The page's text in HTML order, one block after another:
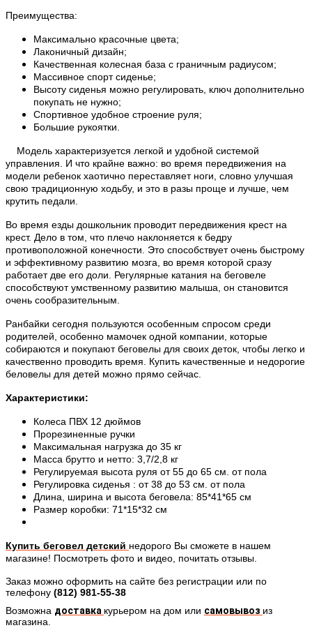
Преимущества:
Максимально красочные цвета;
Лаконичный дизайн;
Качественная колесная база с граничным радиусом;
Массивное спорт сиденье;
Высоту сиденья можно регулировать, ключ дополнительно
покупать не нужно;
Спортивное удобное строение руля;
Большие рукоятки.
Модель характеризуется легкой и удобной системой
управления. И что крайне важно: во время передвижения на
модели ребенок хаотично переставляет ноги, словно улучшая
свою традиционную ходьбу, и это в разы проще и лучше, чем
крутить педали.
Во время езды дошкольник проводит передвижения крест на
крест. Дело в том, что плечо наклоняется к бедру
противоположной конечности. Это способствует очень быстрому
и эффективному развитию мозга, во время которой сразу
работает две его доли. Регулярные катания на беговеле
способствуют умственному развитию малыша, он становится
очень сообразительным.
Ранбайки сегодня пользуются особенным спросом среди
родителей, особенно мамочек одной компании, которые
собираются и покупают беговелы для своих деток, чтобы легко и
качественно проводить время. Купить качественные и недорогие
беловелы для детей можно прямо сейчас.
Характеристики:
Колеса ПВХ 12 дюймов
Прорезиненные ручки
Максимальная нагрузка до 35 кг
Масса брутто и нетто: 3,7/2,8 кг
Регулируемая высота руля от 55 до 65 см. от пола
Регулировка сиденья : от 38 до 53 см. от пола
Длина, ширина и высота беговела: 85*41*65 см
Размер коробки: 71*15*32 см
Купить беговел детский недорого Вы сможете в нашем
магазине! Посмотреть фото и видео, почитать отзывы.
Заказ можно оформить на сайте без регистрации или по
телефону (812) 981-55-38
Возможна доставка курьером на дом или самовывоз из
магазина.